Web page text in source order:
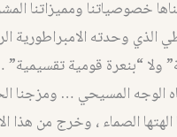
خصوصياتنا ومميزاتنا
الذي وحدته الامبراطورية
ولا “بنعرة قومية
الوجه المسيحي … ومزجنا
الهتها الصماء ، وخرج من